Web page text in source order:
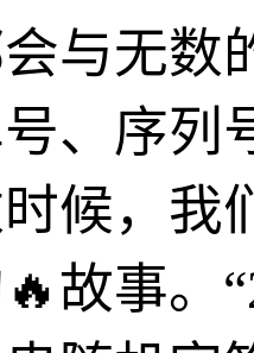
与无数
、序列
候，我
故事。